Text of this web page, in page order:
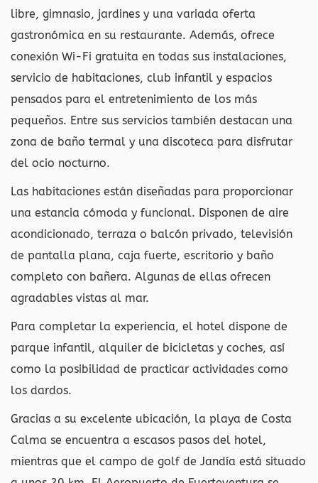
libre, gimnasio, jardines y una variada oferta
gastronómica en su restaurante. Además, ofrece
conexión Wi-Fi gratuita en todas sus instalaciones,
servicio de habitaciones, club infantil y espacios
pensados para el entretenimiento de los más
pequeños. Entre sus servicios también destacan una
zona de baño termal y una discoteca para disfrutar
del ocio nocturno.
Las habitaciones están diseñadas para proporcionar
una estancia cómoda y funcional. Disponen de aire
acondicionado, terraza o balcón privado, televisión
de pantalla plana, caja fuerte, escritorio y baño
completo con bañera. Algunas de ellas ofrecen
agradables vistas al mar.
Para completar la experiencia, el hotel dispone de
parque infantil, alquiler de bicicletas y coches, así
como la posibilidad de practicar actividades como
los dardos.
Gracias a su excelente ubicación, la playa de Costa
Calma se encuentra a escasos pasos del hotel,
mientras que el campo de golf de Jandía está situado